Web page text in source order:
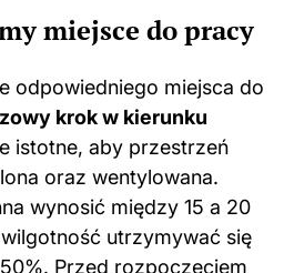
miejsce do pracy
odpowiedniego miejsca do
krok w kierunku
istotne, aby przestrzeń
oraz wentylowana.
wynosić między 15 a 20
utrzymywać się
Przed rozpoczęciem